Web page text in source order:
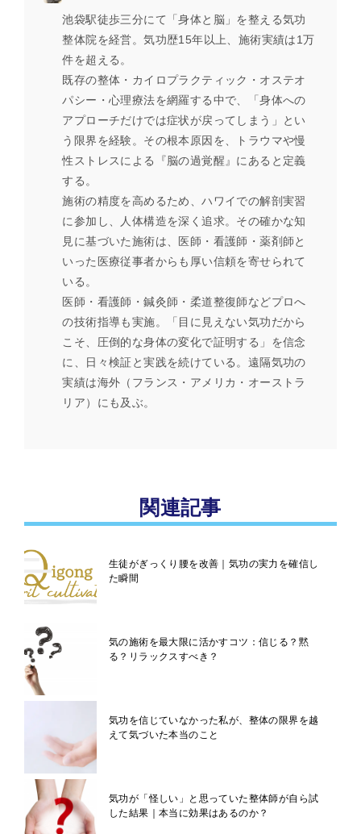
池袋駅徒歩三分にて「身体と脳」を整える気功
整体院を経営。気功歴15年以上、施術実績は1万
件を超える。
既存の整体・カイロプラクティック・オステオ
パシー・心理療法を網羅する中で、「身体への
アプローチだけでは症状が戻ってしまう」とい
う限界を経験。その根本原因を、トラウマや慢
性ストレスによる『脳の過覚醒』にあると定義
する。
施術の精度を高めるため、ハワイでの解剖実習
に参加し、人体構造を深く追求。その確かな知
見に基づいた施術は、医師・看護師・薬剤師と
いった医療従事者からも厚い信頼を寄せられて
いる。
医師・看護師・鍼灸師・柔道整復師などプロへ
の技術指導も実施。「目に見えない気功だから
こそ、圧倒的な身体の変化で証明する」を信念
に、日々検証と実践を続けている。遠隔気功の
実績は海外（フランス・アメリカ・オーストラ
リア）にも及ぶ。
関連記事
生徒がぎっくり腰を改善｜気功の実力を確信し
た瞬間
気の施術を最大限に活かすコツ：信じる？黙
る？リラックスすべき？
気功を信じていなかった私が、整体の限界を越
えて気づいた本当のこと
気功が「怪しい」と思っていた整体師が自ら試
した結果｜本当に効果はあるのか？